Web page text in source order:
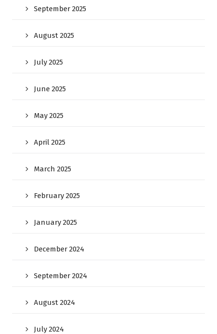
September 2025
August 2025
July 2025
June 2025
May 2025
April 2025
March 2025
February 2025
January 2025
December 2024
September 2024
August 2024
July 2024